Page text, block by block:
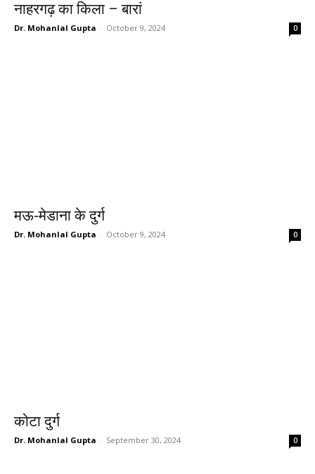
नाहरगढ़ का किला – बारां
Dr. Mohanlal Gupta - October 9, 2024 0
मऊ-मेडाना के दुर्ग
Dr. Mohanlal Gupta - October 9, 2024 0
कोटा दुर्ग
Dr. Mohanlal Gupta - September 30, 2024 0